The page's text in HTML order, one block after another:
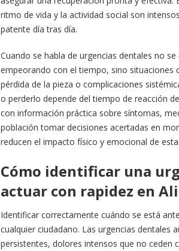
ritmo de vida y la actividad social son
patente día tras día.
Cuando se habla de urgencias dentales no
empeorando con el tiempo, sino situaciones
pérdida de la pieza o complicaciones
o perderlo depende del tiempo de reacción
con información práctica sobre síntomas,
población tomar decisiones acertadas en
reducen el impacto físico y emocional de
Cómo identificar una
actuar con rapidez en
Identificar correctamente cuándo se está
cualquier ciudadano. Las urgencias dentales
persistentes, dolores intensos que no ceden